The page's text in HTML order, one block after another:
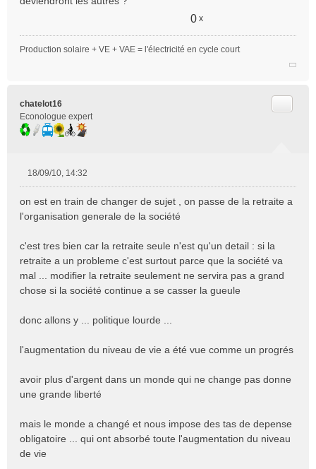
0 x
Production solaire + VE + VAE = l'électricité en cycle court
chatelot16
Econologue expert
s
s
g
e
n
u
18/09/10, 14:32
on est en train de changer de sujet , on passe de la retraite a
l'organisation generale de la société
c'est tres bien car la retraite seule n'est qu'un detail : si la
retraite a un probleme c'est surtout parce que la société va
mal ... modifier la retraite seulement ne servira pas a grand
chose si la société continue a se casser la gueule
donc allons y ... politique lourde ...
l'augmentation du niveau de vie a été vue comme un progrés
avoir plus d'argent dans un monde qui ne change pas donne
une grande liberté
mais le monde a changé et nous impose des tas de depense
obligatoire ... qui ont absorbé toute l'augmentation du niveau
de vie